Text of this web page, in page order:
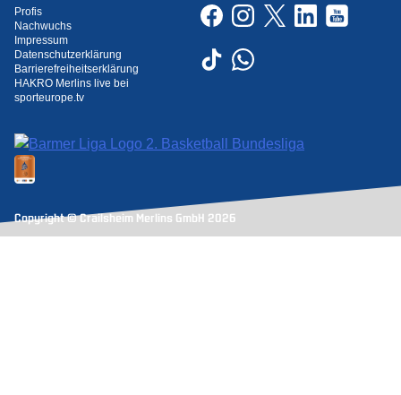
Profis
Nachwuchs
Impressum
Datenschutzerklärung
Barrierefreiheitserklärung
HAKRO Merlins live bei
sporteurope.tv
Copyright © Crailsheim Merlins GmbH 2026